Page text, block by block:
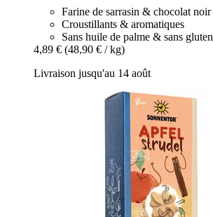
Farine de sarrasin & chocolat noir
Croustillants & aromatiques
Sans huile de palme & sans gluten
4,89 € (48,90 € / kg)
Livraison jusqu'au 14 août